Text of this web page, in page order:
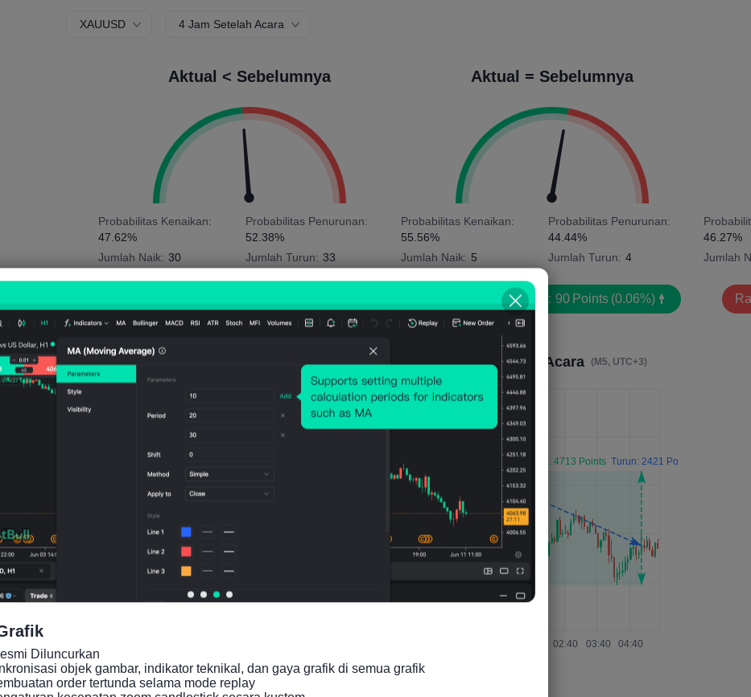
XAUUSD 4 Jam Setelah Acara
Aktual < Sebelumnya
Probabilitas Kenaikan:
47.62%
Jumlah Naik: 30
Probabilitas Penurunan:
52.38%
Jumlah Turun: 33
Aktual = Sebelumnya
Probabilitas Kenaikan:
55.56%
Jumlah Naik: 5
Probabilitas Penurunan:
44.44%
Jumlah Turun: 4
Rata-rata Volatilitas: 90 Points (0.06%)
46.27%
Jumlah
Grafik Harga Dampak 4 Jam Setelah Acara (M5, UTC+3)
Diluncurkan
objek gambar, indikator teknikal, dan gaya grafik di semua grafik
order tertunda selama mode replay